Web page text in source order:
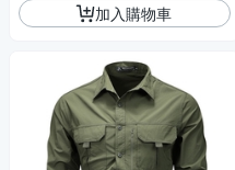
加入購物車